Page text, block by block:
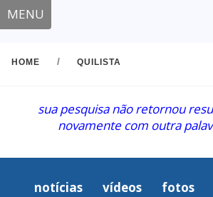
MENU
HOME / QUILISTA
sua pesquisa não retornou
novamente com outra
notícias vídeos fotos